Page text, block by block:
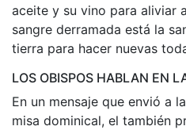
aceite y su vino para aliviar
sangre derramada está la
tierra para hacer nuevas
LOS OBISPOS HABLAN EN
En un mensaje que envió a
misa dominical, el también